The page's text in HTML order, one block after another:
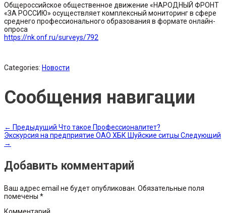
Общероссийское общественное движение «НАРОДНЫЙ ФРОНТ
«ЗА РОССИЮ» осуществляет комплексный мониторинг в сфере
среднего профессионального образования в формате онлайн-
опроса
https://nk.onf.ru/surveys/792
Categories: Новости
Сообщения навигации
← Предыдущий Что такое Профессионалитет?
Экскурсия на предприятие ОАО ХБК Шуйские ситцы Следующий
→
Добавить комментарий
Ваш адрес email не будет опубликован. Обязательные поля
помечены *
Комментарий